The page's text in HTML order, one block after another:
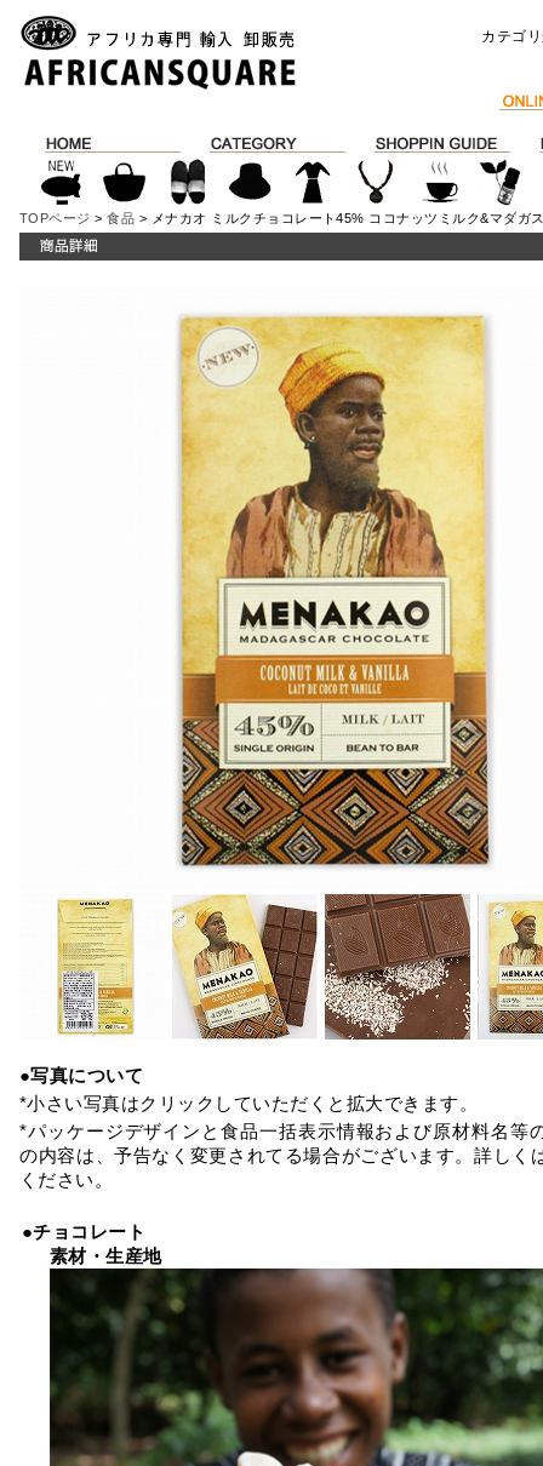
カテゴ
TOPページ >食品 > メナカオ ミルクチョコレート45% ココナッツミルク&マダガ
●写真について
*小さい写真はクリックしていただくと拡大できます。
*パッケージデザインと食品一括表示情報および原材料名等
の内容は、予告なく変更されてる場合がございます。詳しく
ください。
●チョコレート
素材・生産地